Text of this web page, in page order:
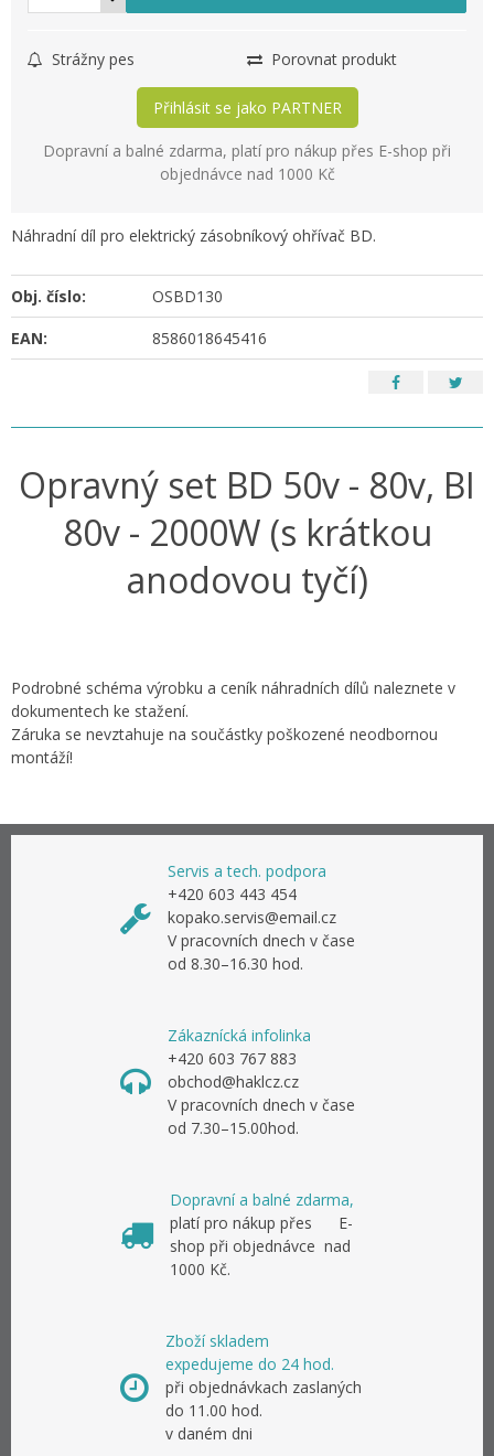
Strážny pes Porovnat produkt
Přihlásit se jako PARTNER
Dopravní a balné zdarma, platí pro nákup přes E-shop při
objednávce nad 1000 Kč
Náhradní díl pro elektrický zásobníkový ohřívač BD.
Obj. číslo:
OSBD130
EAN:
8586018645416
Opravný set BD 50v - 80v, BI
80v - 2000W (s krátkou
anodovou tyčí)
Podrobné schéma výrobku a ceník náhradních dílů naleznete v
dokumentech ke stažení.
Záruka se nevztahuje na součástky poškozené neodbornou
montáží!
Servis a tech. podpora
+420 603 443 454
kopako.servis@email.cz
V pracovních dnech v čase
od 8.30–16.30 hod.
Zákaznícká infolinka
+420 603 767 883
obchod@haklcz.cz
V pracovních dnech v čase
od 7.30–15.00hod.
Dopravní a balné zdarma,
platí pro nákup přes E-
shop při objednávce nad
1000 Kč.
Zboží skladem
expedujeme do 24 hod.
při objednávkach zaslaných
do 11.00 hod.
v daném dni